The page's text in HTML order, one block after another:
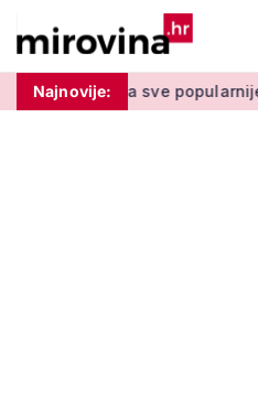
Najnovije:
popularnije odredište